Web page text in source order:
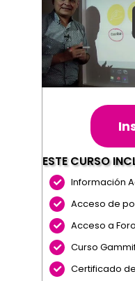
ESTE CURSO
Información
Acceso de
Acceso a
Curso
Certificado